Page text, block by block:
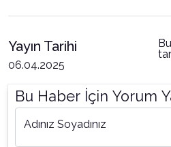
Yayın Tarihi
06.04.2025
Bu Haber İçin Yorum
Adınız Soyadınız